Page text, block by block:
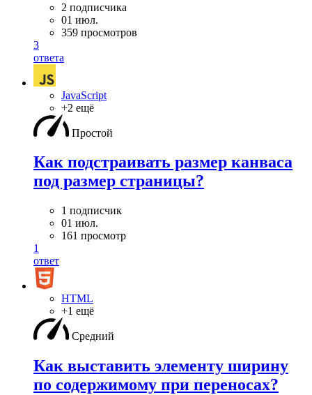
2 подписчика
01 июл.
359 просмотров
3
ответа
JavaScript
+2 ещё
Простой
Как подстраивать размер канваса
под размер страницы?
1 подписчик
01 июл.
161 просмотр
1
ответ
HTML
+1 ещё
Средний
Как выставить элементу ширину
по содержимому при переносах?